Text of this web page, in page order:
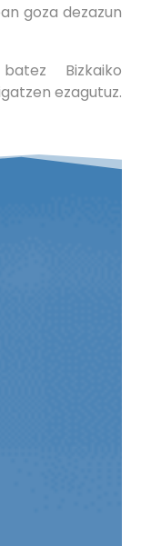
goza dezazun
Bizkaiko
ezagutuz.